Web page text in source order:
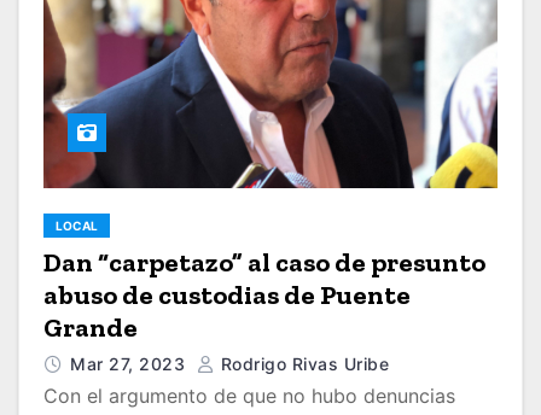
LOCAL
Dan “carpetazo” al caso de presunto
abuso de custodias de Puente
Grande
Mar 27, 2023 Rodrigo Rivas Uribe
Con el argumento de que no hubo denuncias